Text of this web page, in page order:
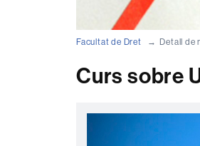
Facultat de Dret Detall de
Curs sobre